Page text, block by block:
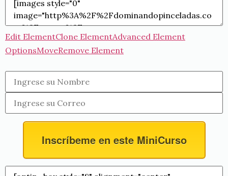
Edit ElementClone ElementAdvanced Element
OptionsMoveRemove Element
Inscríbeme en este MiniCurso